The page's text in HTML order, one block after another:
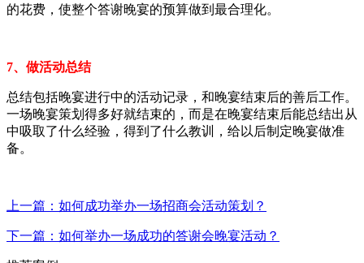
的花费，使整个答谢晚宴的预算做到最合理化。
7、做活动总结
总结包括晚宴进行中的活动记录，和晚宴结束后的善后工作。
一场晚宴策划得多好就结束的，而是在晚宴结束后能总结出从
中吸取了什么经验，得到了什么教训，给以后制定晚宴做准
备。
上一篇：如何成功举办一场招商会活动策划？
下一篇：如何举办一场成功的答谢会晚宴活动？